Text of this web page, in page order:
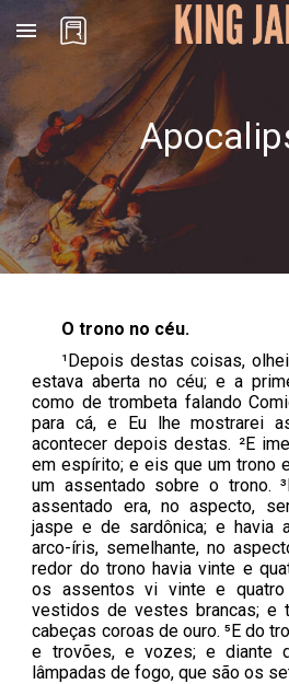
Skip to main content
O trono no céu.
¹Depois destas coisas,
estava aberta no céu; e a
como de trombeta falando
para cá, e Eu lhe mostrarei
acontecer depois destas. ²E
em espírito; e eis que um trono
um assentado sobre o trono.
assentado era, no aspecto,
jaspe e de sardônica; e havia
arco-íris, semelhante, no
redor do trono havia vinte e
os assentos vi vinte e quatro
vestidos de vestes brancas; e
cabeças coroas de ouro. ⁵E do
e trovões, e vozes; e diante
lâmpadas de fogo, que são os